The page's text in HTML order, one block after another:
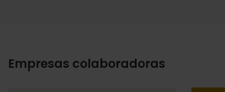
Empresas colaboradoras